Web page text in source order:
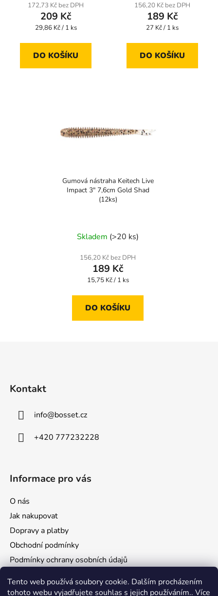
Tento web používá soubory cookie. Dalším procházením
tohoto webu vyjadřujete souhlas s jejich používáním.. Více
172,73 Kč bez DPH
209 Kč
Měrná
29,86 Kč / 1 ks
DO KOŠÍKU
156,20 Kč bez DPH
189 Kč
Měrná
27 Kč / 1 ks
DO KOŠÍKU
Gumová nástraha Keitech Live
Impact 3" 7,6cm Gold Shad
(12ks)
Skladem (>20 ks)
156,20 Kč bez DPH
189 Kč
Měrná
15,75 Kč / 1 ks
DO KOŠÍKU
Kontakt
info@bosset.cz
+420 777232228
Informace pro vás
O nás
Jak nakupovat
Dopravy a platby
Obchodní podmínky
Podmínky ochrany osobních údajů